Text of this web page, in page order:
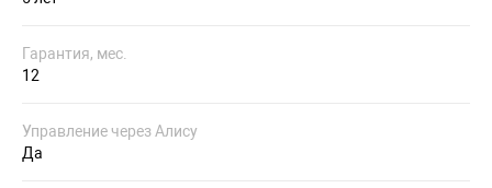
Гарантия, мес.
12
Управление через Алису
Да